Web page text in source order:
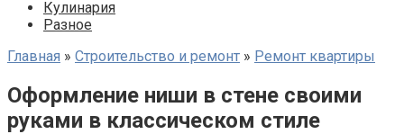
Кулинария
Разное
Главная » Строительство и ремонт » Ремонт квартиры
Оформление ниши в стене своими
руками в классическом стиле